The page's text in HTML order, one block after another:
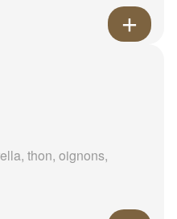
thon, oignons,